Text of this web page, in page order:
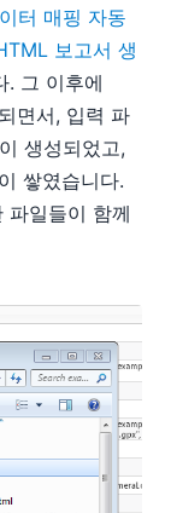
터 매핑 자동
보고서 생
. 그 이후에
면서, 입력 파
생성되었고,
쌓였습니다.
파일들이 함께